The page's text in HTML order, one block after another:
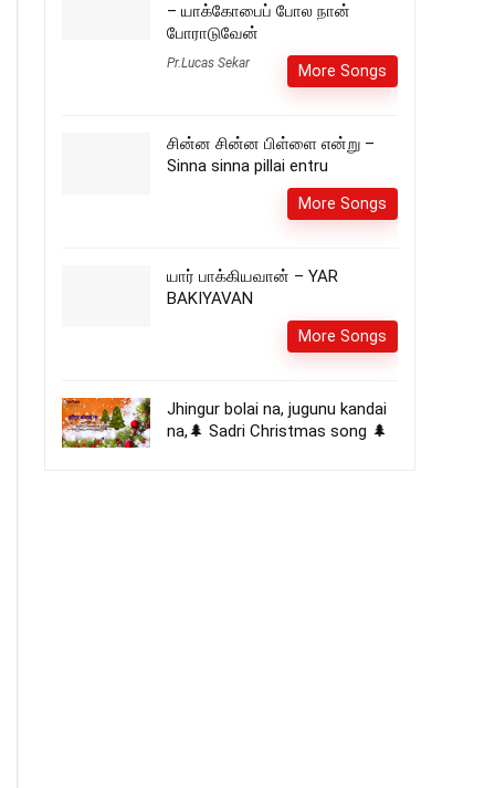
– யாக்கோபைப் போல நான்
போராடுவேன்
Pr.Lucas Sekar More Songs
சின்ன சின்ன பிள்ளை என்று –
Sinna sinna pillai entru
More Songs
யார் பாக்கியவான் – YAR
BAKIYAVAN
More Songs
Jhingur bolai na, jugunu kandai
na,🌲 Sadri Christmas song 🌲